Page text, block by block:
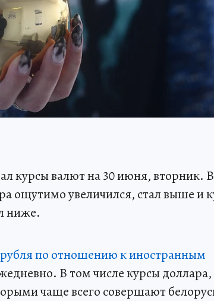
курсы валют на 30 июня, вторник.
ощутимо увеличился, стал выше и
ниже.
рубля по отношению к иностранным
В том числе курсы
чаще всего совершают